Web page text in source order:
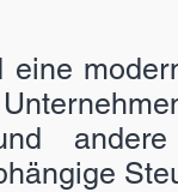
eine
andere